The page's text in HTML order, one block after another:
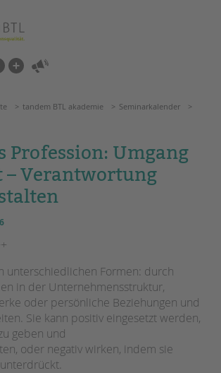
Suchen
tandem BTL akademie
Seminarkalender
Profession: Umgang
– Verantwortung
unterschiedlichen Formen: durch
in der Unternehmensstruktur,
oder persönliche Beziehungen und
Sie kann positiv eingesetzt werden,
geben und
oder negativ wirken, indem sie